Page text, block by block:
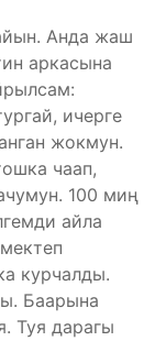
Анда жаш
аркасына
ичерге
жокмун.
чаап,
100 миң
айла
курчалды.
Баарына
Туя дарагы